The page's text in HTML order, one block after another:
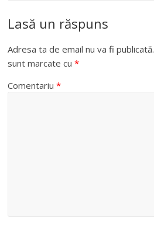
Lasă un răspuns
Adresa ta de email nu va fi publicată.
sunt marcate cu*
Comentariu*